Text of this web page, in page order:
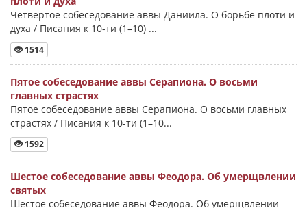
Четвертое собеседование аввы Даниила. О борьбе плоти и
духа / Писания к 10-ти (1–10) ...
1514
Пятое собеседование аввы Серапиона. О восьми
главных страстях
Пятое собеседование аввы Серапиона. О восьми главных
страстях / Писания к 10-ти (1–10...
1592
Шестое собеседование аввы Феодора. Об умерщвлении
святых
Шестое собеседование аввы Феодора. Об умерщвлении